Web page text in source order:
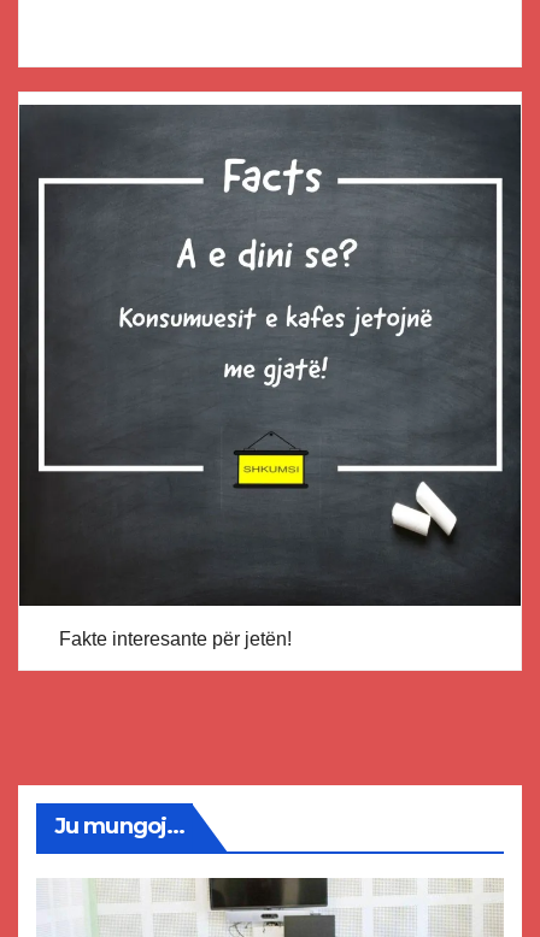
Fakte interesante për jetën!
Ju mungoj...